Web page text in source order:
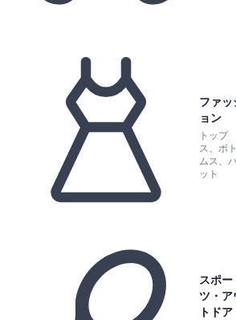
ファッ
ョン
トップ
ス、ボト
ムス、ハ
ット
スポー
ツ・ア
トドア